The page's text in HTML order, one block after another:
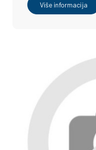
Više informacija